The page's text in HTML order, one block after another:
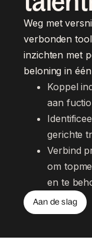
Weg met
verbonden
inzichten met
beloning in
Koppel
aan
gerichte
Verbind
om
en te
Aan de slag